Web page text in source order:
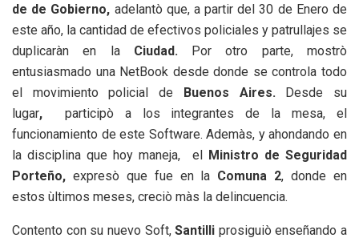
de de Gobierno, adelantò que, a partir del 30 de Enero de
este año, la cantidad de efectivos policiales y patrullajes se
duplicaràn en la Ciudad.Por otro parte, mostrò
entusiasmado una NetBook desde donde se controla todo
el movimiento policial de Buenos Aires. Desde su
lugar,
participò a los integrantes de la mesa, el
funcionamiento de este Software. Ademàs, y ahondando en
la disciplina que hoy maneja, el Ministro de Seguridad
Porteño, expresò que fue en la Comuna 2, donde en
estos ùltimos meses, creciò màs la delincuencia.
Contento con su nuevo Soft,Santilli prosiguiò enseñando a